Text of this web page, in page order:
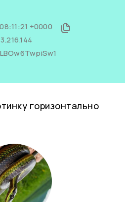
+0000
LBOw6TwpiSw1
горизонтально